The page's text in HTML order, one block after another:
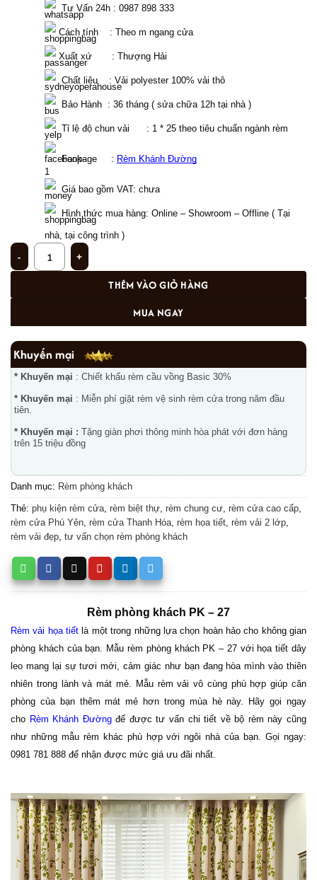
là:
780,000₫.
tại
là:
650,000₫.
Tư Vấn 24h : 0987 898 333
Cách tính    : Theo m ngang cửa
Xuất xứ       : Thượng Hải
Chất liệu    : Vải polyester 100% vải thô
Bảo Hành  : 36 tháng ( sửa chữa 12h tại nhà )
Tỉ lệ độ chun vải      : 1 * 25 theo tiêu chuẩn ngành rèm
Fanpage     : Rèm Khánh Đường
Giá bao gồm VAT: chưa
Hình thức mua hàng: Online – Showroom – Offline ( Tại
nhà, tại công trình )
Rèm phòng khách PK - 27 số lượng
THÊM VÀO GIỎ HÀNG
MUA NGAY
Khuyến mại
* Khuyến mại : Chiết khấu rèm cầu vồng Basic 30%
* Khuyến mại : Miễn phí giặt rèm vệ sinh rèm cửa trong năm đầu
tiên.
* Khuyến mại : Tặng giàn phơi thông minh hòa phát với đơn hàng
trên 15 triệu đồng
Danh mục: Rèm phòng khách
Thẻ: phụ kiện rèm cửa, rèm biệt thự, rèm chung cư, rèm cửa cao cấp,
rèm cửa Phú Yên, rèm cửa Thanh Hóa, rèm họa tiết, rèm vải 2 lớp,
rèm vải đẹp, tư vấn chọn rèm phòng khách
Rèm phòng khách PK – 27
Rèm vải họa tiết là một trong những lựa chọn hoàn hảo cho không gian
phòng khách của bạn. Mẫu rèm phòng khách PK – 27 với họa tiết dây
leo mang lại sự tươi mới, cảm giác như bạn đang hòa mình vào thiên
nhiên trong lành và mát mẻ. Mẫu rèm vải vô cùng phù hợp giúp căn
phòng của bạn thêm mát mẻ hơn trong mùa hè này. Hãy gọi ngay
cho Rèm Khánh Đườngđể được tư vấn chi tiết về bộ rèm này cũng
như những mẫu rèm khác phù hợp với ngôi nhà của bạn. Gọi ngay:
0981 781 888 để nhận được mức giá ưu đãi nhất.